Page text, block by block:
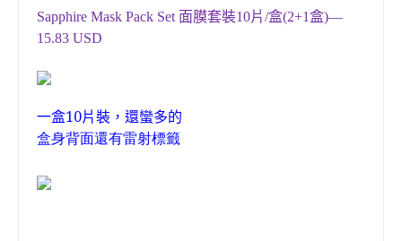
Sapphire Mask Pack Set 面膜套裝10片/盒(2+1盒)—
15.83 USD
一盒10片裝 ， 還蠻多的
盒身背面還有雷射標籤